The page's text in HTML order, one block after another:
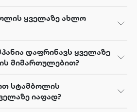
ყველაზე ახლო
დაფრინავს ყველაზე
მიმართულებით?
სტამბოლის
იაფად?